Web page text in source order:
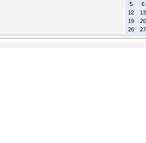
5
6
12
13
19
20
26
27